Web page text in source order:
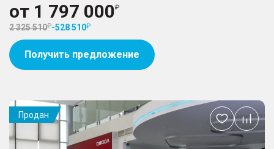
от 1 797 000
2 325 510 -528 510
Получить предложение
Продан
Добавить
в
избранное